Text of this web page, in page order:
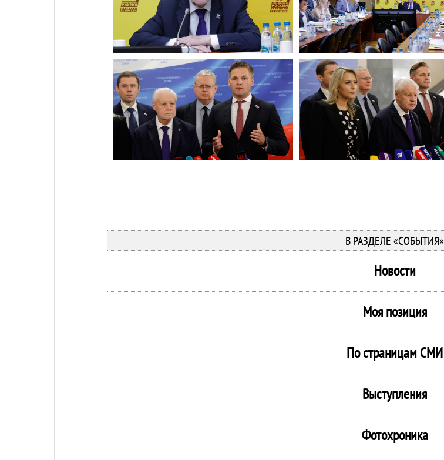
В РАЗДЕЛЕ «СОБЫТИЯ»
Новости
Моя позиция
По страницам СМИ
Выступления
Фотохроника